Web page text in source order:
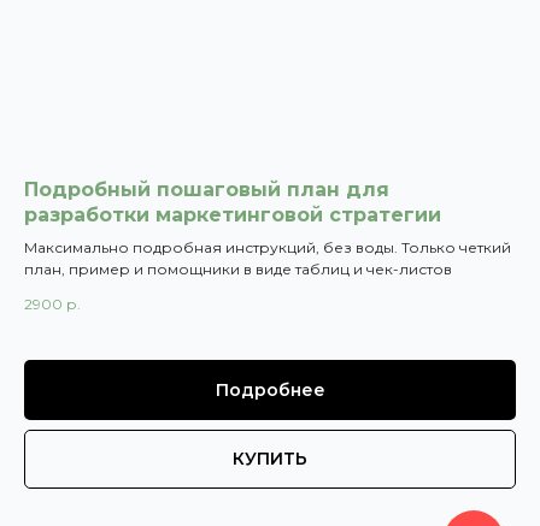
Подробный пошаговый план для
разработки маркетинговой стратегии
Максимально подробная инструкций, без воды. Только четкий
план, пример и помощники в виде таблиц и чек-листов
2900 р.
Подробнее
КУПИТЬ